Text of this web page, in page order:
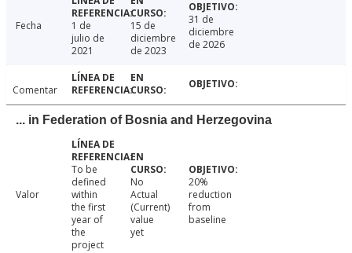
Fecha
1 de
julio de
2021
15 de
diciembre
de 2023
31 de
diciembre
de 2026
Comentar
... in Federation of Bosnia and Herzegovina
Valor
To be
defined
within
the first
year of
the
project
No
Actual
(Current)
value
yet
20%
reduction
from
baseline